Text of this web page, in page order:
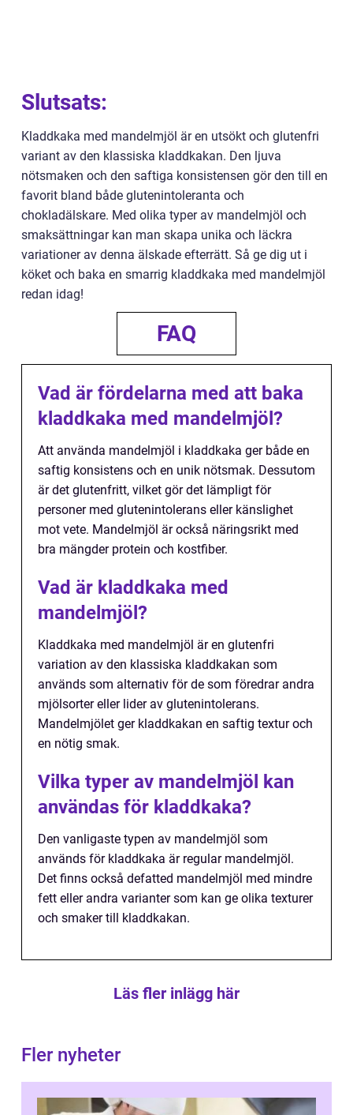
Slutsats:
Kladdkaka med mandelmjöl är en utsökt och glutenfri
variant av den klassiska kladdkakan. Den ljuva
nötsmaken och den saftiga konsistensen gör den till en
favorit bland både glutenintoleranta och
chokladälskare. Med olika typer av mandelmjöl och
smaksättningar kan man skapa unika och läckra
variationer av denna älskade efterrätt. Så ge dig ut i
köket och baka en smarrig kladdkaka med mandelmjöl
redan idag!
FAQ
Vad är fördelarna med att baka
kladdkaka med mandelmjöl?
Att använda mandelmjöl i kladdkaka ger både en
saftig konsistens och en unik nötsmak. Dessutom
är det glutenfritt, vilket gör det lämpligt för
personer med glutenintolerans eller känslighet
mot vete. Mandelmjöl är också näringsrikt med
bra mängder protein och kostfiber.
Vad är kladdkaka med
mandelmjöl?
Kladdkaka med mandelmjöl är en glutenfri
variation av den klassiska kladdkakan som
används som alternativ för de som föredrar andra
mjölsorter eller lider av glutenintolerans.
Mandelmjölet ger kladdkakan en saftig textur och
en nötig smak.
Vilka typer av mandelmjöl kan
användas för kladdkaka?
Den vanligaste typen av mandelmjöl som
används för kladdkaka är regular mandelmjöl.
Det finns också defatted mandelmjöl med mindre
fett eller andra varianter som kan ge olika texturer
och smaker till kladdkakan.
Läs fler inlägg här
Fler nyheter